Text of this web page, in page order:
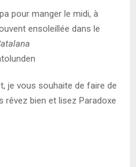
pour manger le midi, à
ensoleillée dans le
je vous souhaite de faire de
rêvez bien et lisez Paradoxe